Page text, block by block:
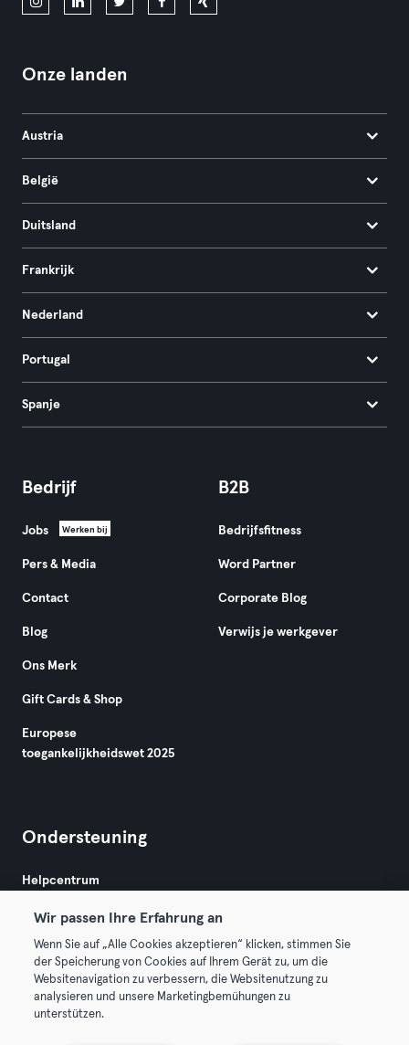
Onze landen
Austria
België
Duitsland
Frankrijk
Nederland
Portugal
Spanje
Bedrijf
Jobs Werken bij
Pers & Media
Contact
Blog
Ons Merk
Gift Cards & Shop
Europese
toegankelijkheidswet 2025
B2B
Bedrijfsfitness
Word Partner
Corporate Blog
Verwijs je werkgever
Ondersteuning
Helpcentrum
Algemene Voorwaarden
Wir passen Ihre Erfahrung an
Wenn Sie auf „Alle Cookies akzeptieren“ klicken, stimmen Sie
der Speicherung von Cookies auf Ihrem Gerät zu, um die
Websitenavigation zu verbessern, die Websitenutzung zu
analysieren und unsere Marketingbemühungen zu
unterstützen.